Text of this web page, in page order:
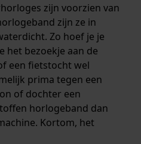
zijn voorzien van
zijn ze in
Zo hoef je je
het bezoekje aan de
een fietstocht wel
prima tegen een
of dochter een
horlogeband dan
Kortom, het